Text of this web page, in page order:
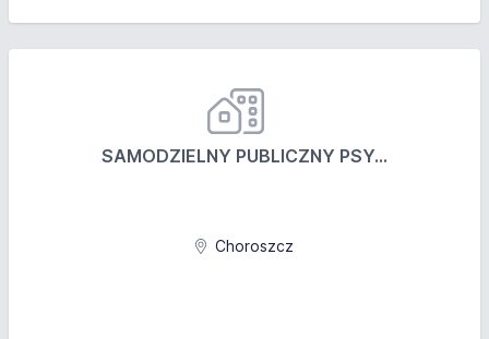
SAMODZIELNY PUBLICZNY PSY...
Choroszcz